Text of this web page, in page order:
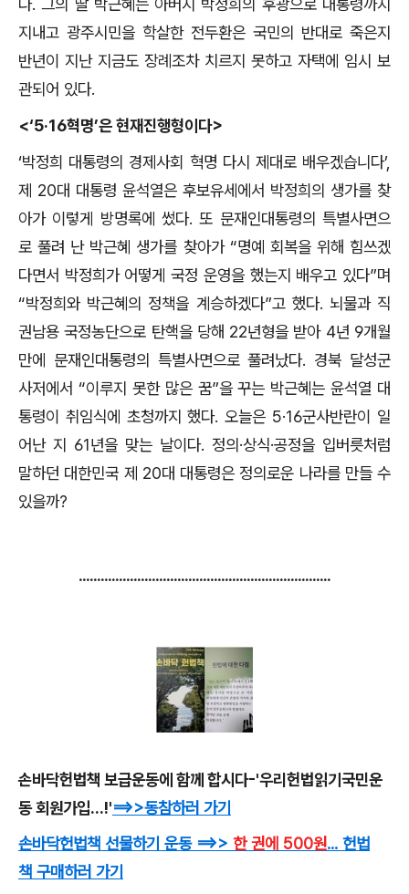
지내고 광주시민을 학살한 전두환은 국민의 반대로 죽은지
반년이 지난 지금도 장례조차 치르지 못하고 자택에 임시 보
관되어 있다.
<‘5·16혁명’은 현재진행형이다>
‘박정희 대통령의 경제사회 혁명 다시 제대로 배우겠습니다’,
제 20대 대통령 윤석열은 후보유세에서 박정희의 생가를 찾
아가 이렇게 방명록에 썼다. 또 문재인대통령의 특별사면으
로 풀려 난 박근혜 생가를 찾아가 “명예 회복을 위해 힘쓰겠
다면서 박정희가 어떻게 국정 운영을 했는지 배우고 있다”며
“박정희와 박근혜의 정책을 계승하겠다”고 했다. 뇌물과 직
권남용 국정농단으로 탄핵을 당해 22년형을 받아 4년 9개월
만에 문재인대통령의 특별사면으로 풀려났다. 경북 달성군
사저에서 “이루지 못한 많은 꿈”을 꾸는 박근혜는 윤석열 대
통령이 취임식에 초청까지 했다. 오늘은 5·16군사반란이 일
어난 지 61년을 맞는 날이다. 정의·상식·공정을 입버릇처럼
말하던 대한민국 제 20대 대통령은 정의로운 나라를 만들 수
있을까?
.....................................................................
손바닥헌법책 보급운동에 함께 합시다-'우리헌법읽기국민운
동 회원가입...!'==>>동참하러 가기
손바닥헌법책 선물하기 운동 ==>> 한 권에 500원... 헌법
책 구매하러 가기